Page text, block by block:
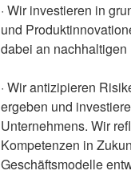
· Wir investieren in
und
dabei an
· Wir antizipieren
ergeben und
Unternehmens. Wir
Kompetenzen in
Geschäftsmodelle